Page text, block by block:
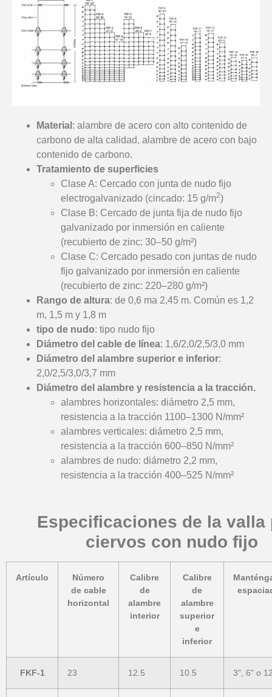
Material : alambre de acero con alto contenido de
carbono de alta calidad, alambre de acero con bajo
contenido de carbono.
Tratamiento de superficies
Clase A: Cercado con junta de nudo fijo
electrogalvanizado (cincado: 15 g/m2)
Clase B: Cercado de junta fija de nudo fijo
galvanizado por inmersión en caliente
(recubierto de zinc: 30–50 g/m²)
Clase C: Cercado pesado con juntas de nudo
fijo galvanizado por inmersión en caliente
(recubierto de zinc: 220–280 g/m²)
Rango de altura: de 0,6 ma 2,45 m. Común es 1,2
m, 1,5 m y 1,8 m
tipo de nudo: tipo nudo fijo
Diámetro del cable de línea: 1,6/2,0/2,5/3,0 mm
Diámetro del alambre superior e inferior:
2,0/2,5/3,0/3,7 mm
Diámetro del alambre y resistencia a la tracción.
alambres horizontales: diámetro 2,5 mm,
resistencia a la tracción 1100–1300 N/mm²
alambres verticales: diámetro 2,5 mm,
resistencia a la tracción 600–850 N/mm²
alambres de nudo: diámetro 2,2 mm,
resistencia a la tracción 400–525 N/mm²
Especificaciones de la valla
ciervos con nudo fijo
Artículo
Número
de cable
horizontal
Calibre
de
alambre
interior
Calibre
de
alambre
superior
e
inferior
FKF-1 23 12.5 10.5 3", 6" o